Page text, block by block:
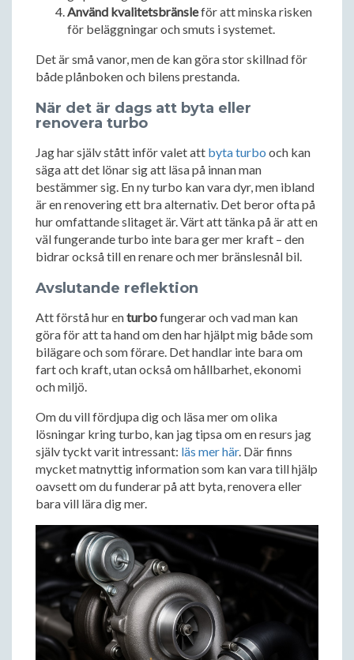
Använd kvalitetsbränsleför att minska risken
för beläggningar och smuts i systemet.
Det är små vanor, men de kan göra stor skillnad för
både plånboken och bilens prestanda.
När det är dags att byta eller
renovera turbo
Jag har själv stått inför valet att byta turbo och kan
säga att det lönar sig att läsa på innan man
bestämmer sig. En ny turbo kan vara dyr, men ibland
är en renovering ett bra alternativ. Det beror ofta på
hur omfattande slitaget är. Värt att tänka på är att en
väl fungerande turbo inte bara ger mer kraft – den
bidrar också till en renare och mer bränslesnål bil.
Avslutande reflektion
Att förstå hur enturbofungerar och vad man kan
göra för att ta hand om den har hjälpt mig både som
bilägare och som förare. Det handlar inte bara om
fart och kraft, utan också om hållbarhet, ekonomi
och miljö.
Om du vill fördjupa dig och läsa mer om olika
lösningar kring turbo, kan jag tipsa om en resurs jag
själv tyckt varit intressant: läs mer här. Där finns
mycket matnyttig information som kan vara till hjälp
oavsett om du funderar på att byta, renovera eller
bara vill lära dig mer.